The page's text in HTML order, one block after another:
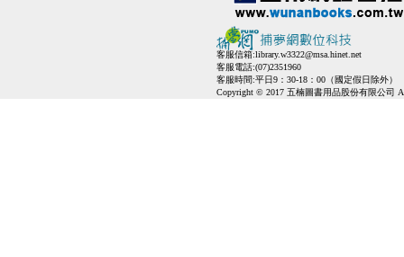
客服信箱:library.w3322@msa.hinet.net
客服電話:(07)2351960
客服時間:平日9：30-18：00（國定假日除外）
Copyright © 2017 五楠圖書用品股份有限公司